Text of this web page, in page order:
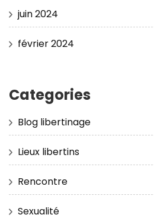
juin 2024
février 2024
Categories
Blog libertinage
Lieux libertins
Rencontre
Sexualité